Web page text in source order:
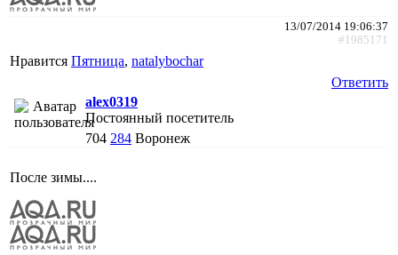
13/07/2014 19:06:37
#1985171
Нравится Пятница, natalybochar
Ответить
alex0319
Постоянный посетитель
704 284 Воронеж
После зимы....